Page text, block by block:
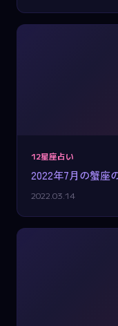
12星座占い
2022年7月の蟹座
2022.03.14